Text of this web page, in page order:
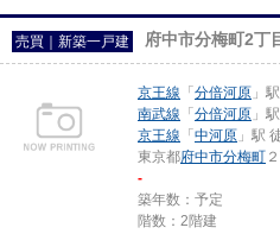
売買｜新築一戸建 府中市分梅町2丁
京王線 「 分倍河原 」
南武線 「 分倍河原 」
京王線 「 中河原 」駅
東京都府中市分梅町
-
築年数：予定
階数：2階建